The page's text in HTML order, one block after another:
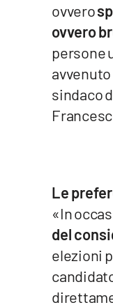
Ilvibonese.it
Catanzarochannel.it
ovvero
ovvero
persone
sindaco
Le
«In
del
elezioni